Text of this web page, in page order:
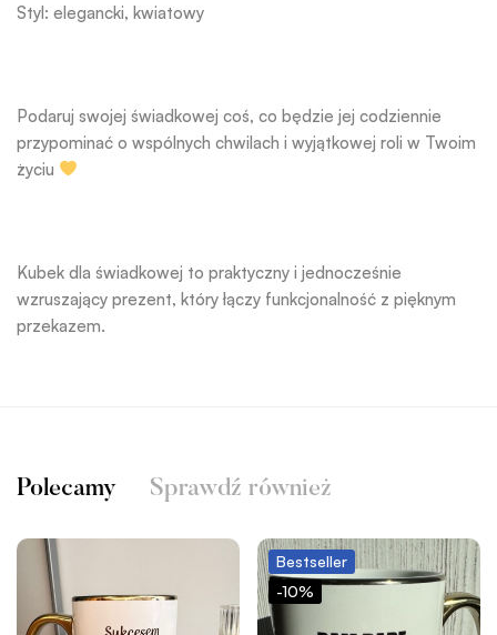
Styl: elegancki, kwiatowy
Podaruj swojej świadkowej coś, co będzie jej codziennie
przypominać o wspólnych chwilach i wyjątkowej roli w Twoim
życiu
Kubek dla świadkowej to praktyczny i jednocześnie
wzruszający prezent, który łączy funkcjonalność z pięknym
przekazem.
Polecamy Sprawdź również
Bestseller
-10%